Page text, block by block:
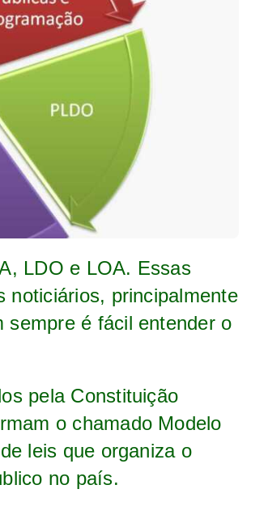
LDO e LOA. Essas
noticiários, principalmente
sempre é fácil entender o
pela Constituição
o chamado Modelo
leis que organiza o
no país.